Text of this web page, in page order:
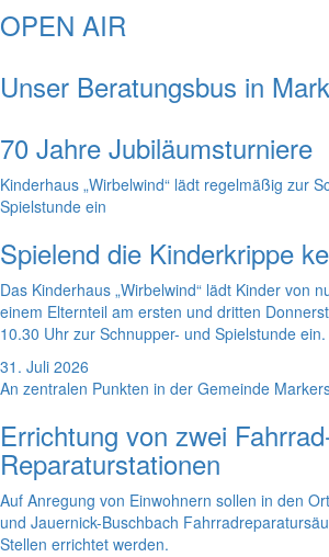
OPEN AIR
Unser Beratungsbus in
70 Jahre Jubiläumsturniere
Kinderhaus „Wirbelwind“ lädt regelmäßig zur
Spielstunde ein
Spielend die Kinderkrippe
Das Kinderhaus „Wirbelwind“ lädt Kinder von
einem Elternteil am ersten und dritten
10.30 Uhr zur Schnupper- und Spielstunde ein.
31. Juli 2026
An zentralen Punkten in der Gemeinde
Errichtung von zwei
Reparaturstationen
Auf Anregung von Einwohnern sollen in den
und Jauernick-Buschbach
Stellen errichtet werden.